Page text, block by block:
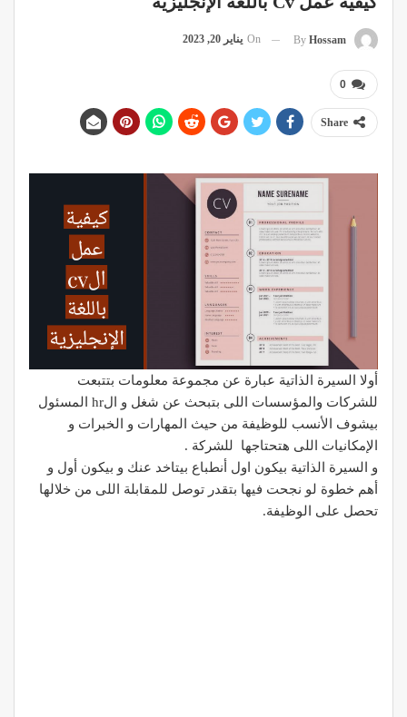
By Hossam
On يناير 20, 2023
0
Share
أولا السيرة الذاتية عبارة عن مجموعة معلومات بتتبعت
للشركات والمؤسسات اللى بتبحث عن شغل و الhr المسئول
بيشوف الأنسب للوظيفة من حيث المهارات و الخبرات و
الإمكانيات اللى هتحتاجها للشركة .
و السيرة الذاتية بيكون اول أنطباع بيتاخد عنك و بيكون أول و
أهم خطوة لو نجحت فيها بتقدر توصل للمقابلة اللى من خلالها
تحصل على الوظيفة.